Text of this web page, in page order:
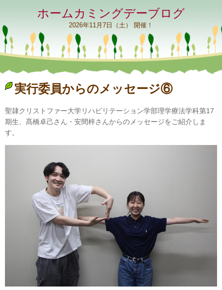
ホームカミングデーブログ
2026年11月7日（土） 開催！
実行委員からのメッセージ⑥
聖隷クリストファー大学リハビリテーション学部理学療法学科第17
期生、髙橋卓己さん・安間梓さんからのメッセージをご紹介しま
す。